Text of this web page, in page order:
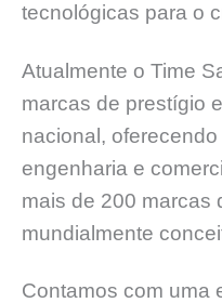
tecnológicas para o
Atualmente o Time
marcas de prestígio
nacional,
engenharia e
mais de 200 marcas
mundialmente
Contamos com uma